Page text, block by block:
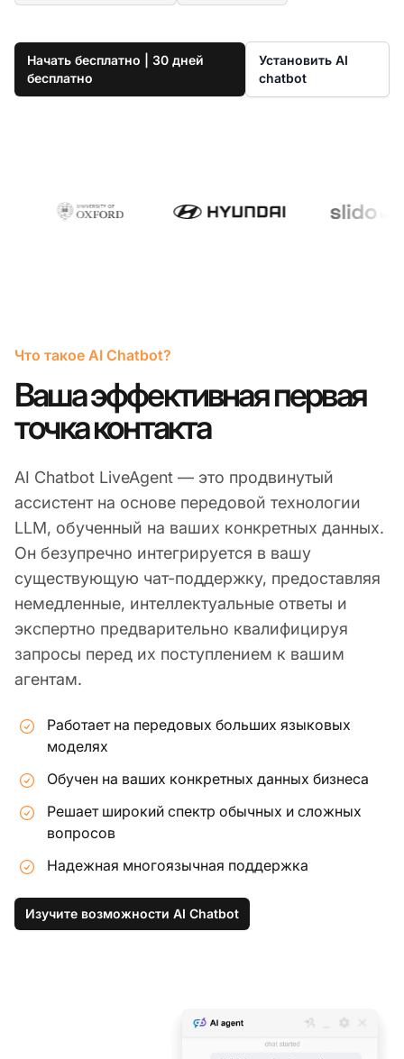
Начать бесплатно | 30 дней
бесплатно
Установить AI
chatbot
Что такое AI Chatbot?
Ваша эффективная первая
точка контакта
AI Chatbot LiveAgent — это продвинутый
ассистент на основе передовой технологии
LLM, обученный на ваших конкретных данных.
Он безупречно интегрируется в вашу
существующую чат-поддержку, предоставляя
немедленные, интеллектуальные ответы и
экспертно предварительно квалифицируя
запросы перед их поступлением к вашим
агентам.
Работает на передовых больших языковых
моделях
Обучен на ваших конкретных данных бизнеса
Решает широкий спектр обычных и сложных
вопросов
Надежная многоязычная поддержка
Изучите возможности AI Chatbot